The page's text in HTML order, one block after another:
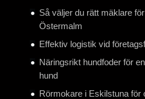
Så väljer du rätt mäklare
Östermalm
Effektiv logistik vid
Näringsrikt hundfoder för
hund
Rörmokare i Eskilstuna för